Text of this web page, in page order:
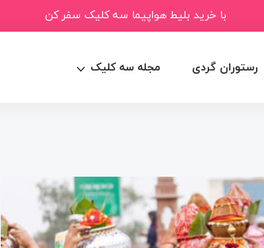
با خرید بلیط هواپیما سه کلیک سفر کن
رستوران گردی مجله سه کلیک